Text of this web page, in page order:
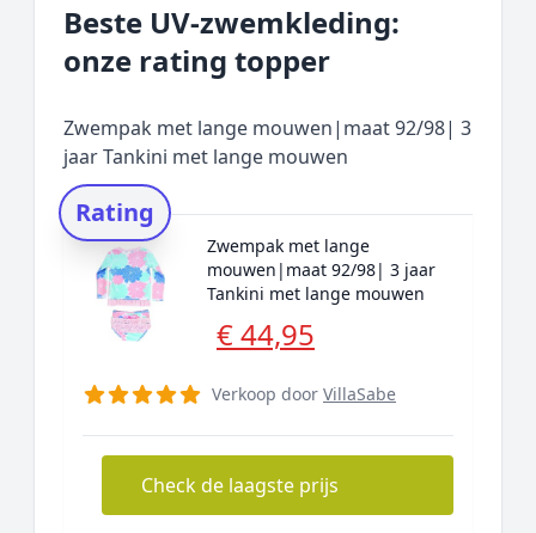
Beste UV-zwemkleding:
onze rating topper
Zwempak met lange mouwen|maat 92/98| 3
jaar Tankini met lange mouwen
Rating
Zwempak met lange
mouwen|maat 92/98| 3 jaar
Tankini met lange mouwen
€ 44,95
Verkoop door VillaSabe
Check de laagste prijs